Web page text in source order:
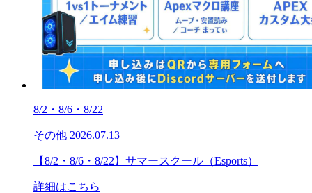
8/2・8/6・8/22
その他 2026.07.13
【8/2・8/6・8/22】サマースクール（Esports）
詳細はこちら